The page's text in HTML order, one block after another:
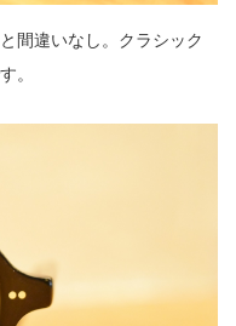
間違いなし。クラシック
。